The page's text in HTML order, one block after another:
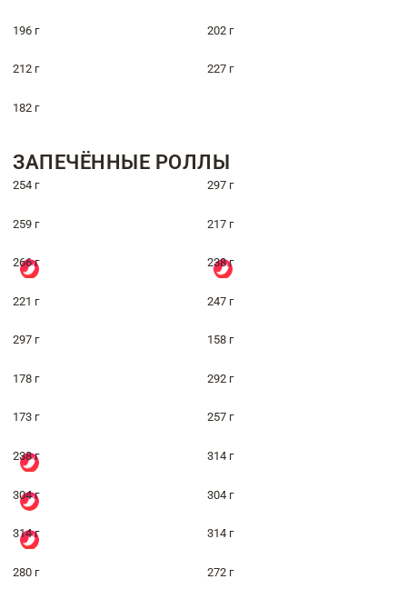
196 г 202 г
212 г 227 г
182 г
ЗАПЕЧЁННЫЕ РОЛЛЫ
254 г 297 г
259 г 217 г
266 г 238 г
221 г 247 г
297 г 158 г
178 г 292 г
173 г 257 г
238 г 314 г
304 г 304 г
314 г 314 г
280 г 272 г